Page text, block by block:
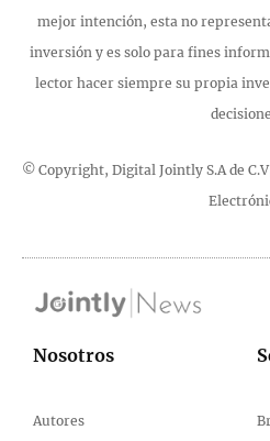
mejor intención, esta no
inversión y es solo para fines
lector hacer siempre su propia
© Copyright, Digital Jointly S.A de
Nosotros
Autores